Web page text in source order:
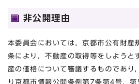
非公開理由
本委員会においては，京都市公有財産
条により，不動産の取得等をしようと
産の価格について審議するものであり
り京都市情報公開条例第7条第4号，